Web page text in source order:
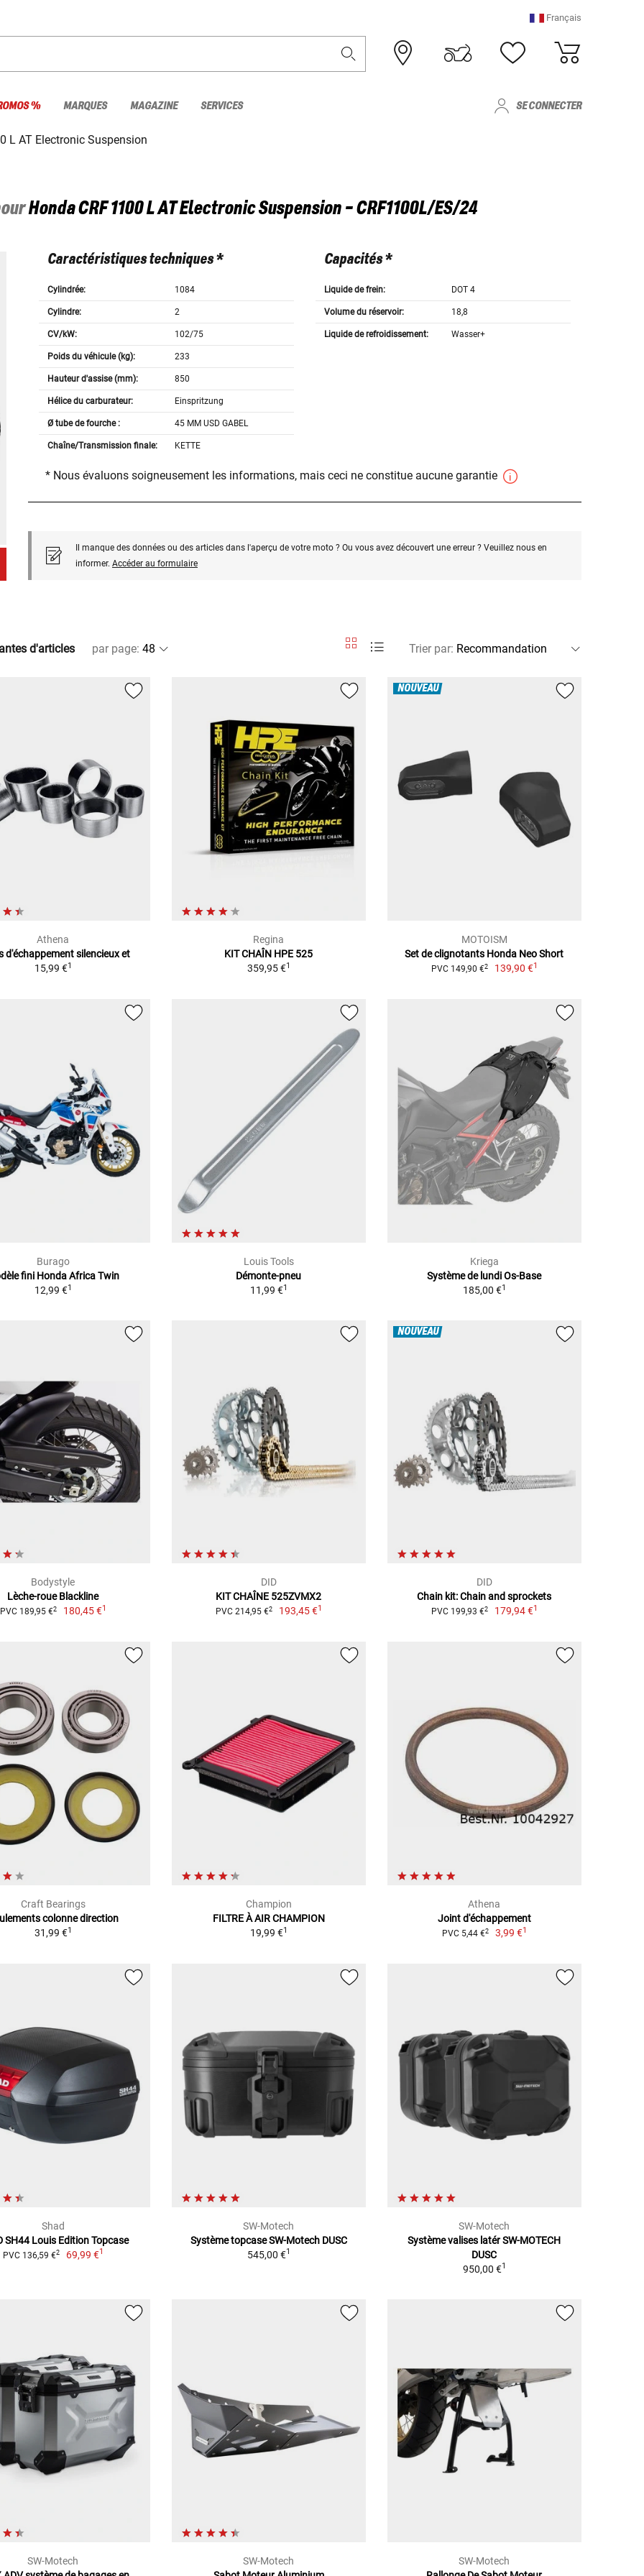
Français
% MARQUES MAGAZINE SERVICES SE CONNECTER
L AT Electronic Suspension
HondaCRF 1100 L AT Electronic Suspension - CRF1100L/ES/24
Caractéristiques techniques *
Cylindrée: 1084
Cylindre: 2
CV/kW: 102/75
Poids du véhicule (kg): 233
Hauteur d'assise (mm): 850
Hélice du carburateur: Einspritzung
Ø tube de fourche : 45 MM USD GABEL
Chaîne/Transmission finale: KETTE
Capacités *
Liquide de frein: DOT 4
Volume du réservoir: 18,8
Liquide de refroidissement: Wasser+
* Nous évaluons soigneusement les informations, mais ceci ne constitue aucune garantie
Il manque des données ou des articles dans l'aperçu de votre moto ? Ou vous avez découvert une erreur ? Veuillez nous en
informer. Accéder au formulaire
d'articles par page: Trier par:
Athena
d'échappement silencieux et
15,99 €1
Regina
KIT CHAÎN HPE 525
359,95 €1
NOUVEAU
MOTOISM
Set de clignotants Honda Neo Short
PVC 149,90 €2 139,90 €1
Burago
fini Honda Africa Twin
12,99 €1
Louis Tools
Démonte-pneu
11,99 €1
Kriega
Système de lundi Os-Base
185,00 €1
Bodystyle
Lèche-roue Blackline
PVC 189,95 €2 180,45 €1
DID
KIT CHAÎNE 525ZVMX2
PVC 214,95 €2 193,45 €1
NOUVEAU
DID
Chain kit: Chain and sprockets
PVC 199,93 €2 179,94 €1
Craft Bearings
colonne direction
31,99 €1
Champion
FILTRE À AIR CHAMPION
19,99 €1
Athena
Joint d'échappement
PVC 5,44 €2 3,99 €1
Shad
SH44 Louis Edition Topcase
PVC 136,59 €2 69,99 €1
SW-Motech
Système topcase SW-Motech DUSC
545,00 €1
SW-Motech
Système valises latér SW-MOTECH
DUSC
950,00 €1
SW-Motech
SW-Motech
SW-Motech